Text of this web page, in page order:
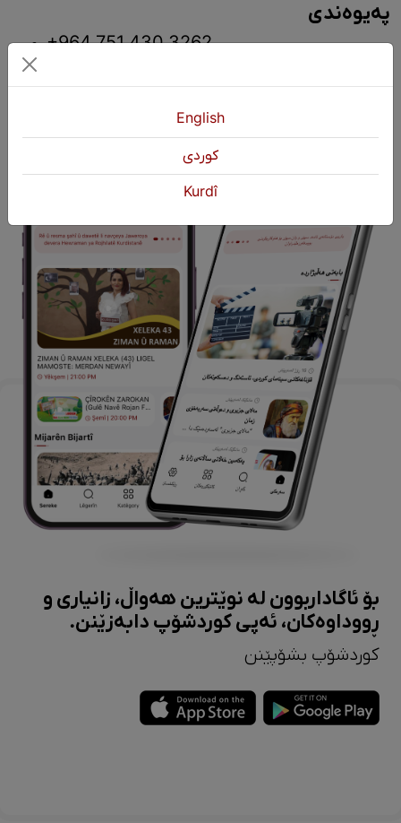
پەیوەندی
+964 751 430 3262
بۆ ئاگاداربوون لە نوێترین هەواڵ، زانیاری و
ڕووداوەکان، ئەپی کوردشۆپ دابەزێنن.
کوردشۆپ بشۆپێنن
English
كوردی
Kurdî